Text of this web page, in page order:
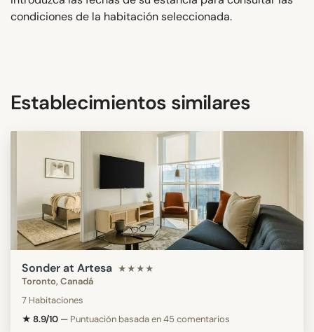
condiciones de la habitación seleccionada.
Establecimientos similares
Sonder at Artesa ★★★★
Toronto, Canadá
7 Habitaciones
★ 8.9/10 — Puntuación basada en 45 comentarios